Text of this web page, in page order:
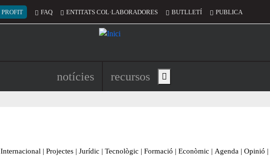
del compte d'usuari
PROFIT FAQ ENTITATS COL·LABORADORES BUTLLETÍ PUBLICA
Navegació principal de l'encapçalament
notícies recursos Show main menu
Internacional | Projectes | Jurídic | Tecnològic | Formació | Econòmic | Agenda | Opinió |